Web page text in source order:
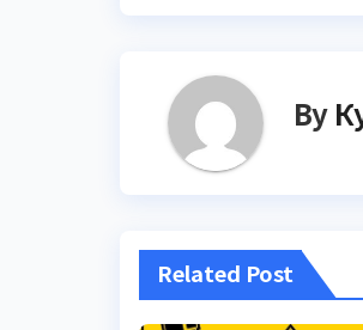
By
Related Post